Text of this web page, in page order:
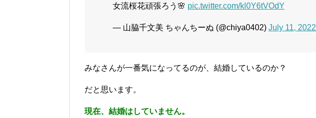
女流桜花頑張ろう🌸 pic.twitter.com/kl0Y6tVOdY
— 山脇千文美 ちゃんちーぬ (@chiya0402) July 11, 2022
みなさんが一番気になってるのが、結婚しているのか？
だと思います。
現在、結婚はしていません。